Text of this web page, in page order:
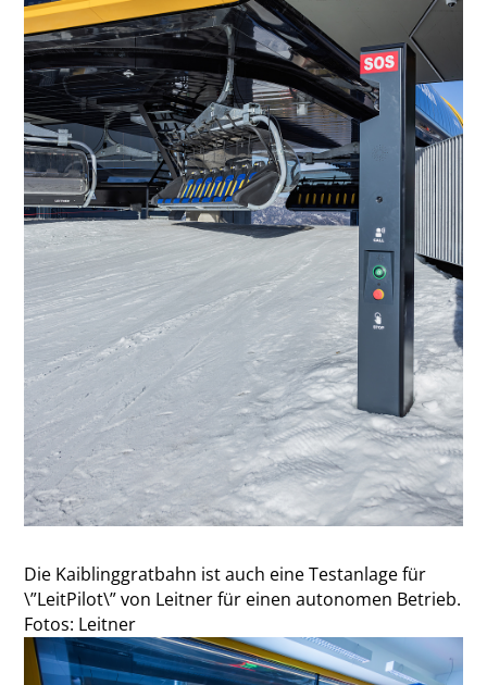
Die Kaiblinggratbahn ist auch eine Testanlage für
\”LeitPilot\” von Leitner für einen autonomen Betrieb.
Fotos: Leitner